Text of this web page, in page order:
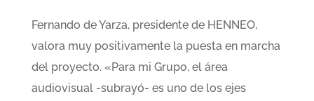
Fernando de Yarza, presidente de HENNEO,
valora muy positivamente la puesta en marcha
del proyecto. «Para mi Grupo, el área
audiovisual -subrayó- es uno de los ejes